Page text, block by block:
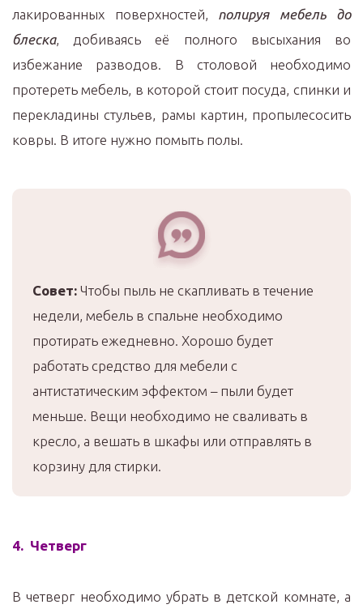
лакированных поверхностей, полируя мебель до
блеска, добиваясь её полного высыхания во
избежание разводов. В столовой необходимо
протереть мебель, в которой стоит посуда, спинки и
перекладины стульев, рамы картин, пропылесосить
ковры. В итоге нужно помыть полы.
Совет: Чтобы пыль не скапливать в течение
недели, мебель в спальне необходимо
протирать ежедневно. Хорошо будет
работать средство для мебели с
антистатическим эффектом – пыли будет
меньше. Вещи необходимо не сваливать в
кресло, а вешать в шкафы или отправлять в
корзину для стирки.
4. Четверг
В четверг необходимо убрать в детской комнате, а